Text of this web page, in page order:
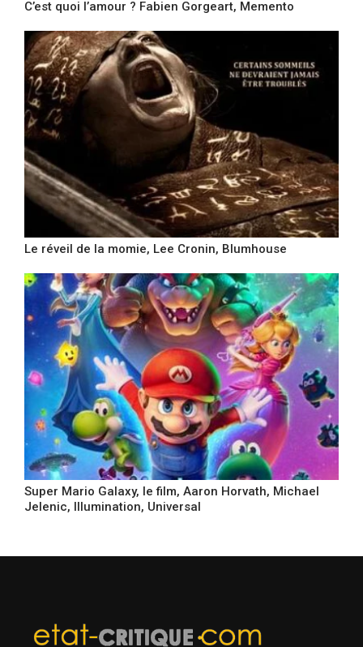
C’est quoi l’amour ? Fabien Gorgeart, Memento
Le réveil de la momie, Lee Cronin, Blumhouse
Super Mario Galaxy, le film, Aaron Horvath, Michael
Jelenic, Illumination, Universal